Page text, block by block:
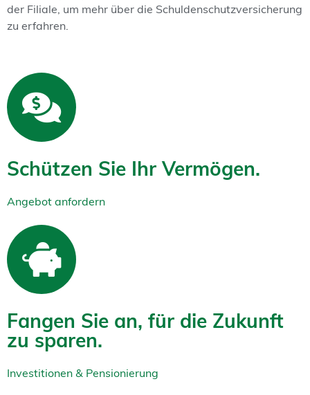
der Filiale, um mehr über die Schuldenschutzversicherung
zu erfahren.
Schützen Sie Ihr Vermögen.
Angebot anfordern
Fangen Sie an, für die Zukunft
zu sparen.
Investitionen & Pensionierung